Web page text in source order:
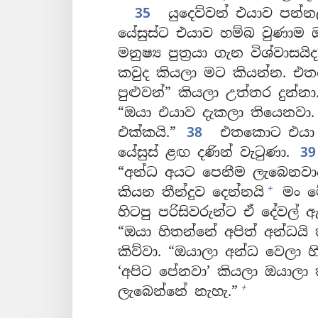
35
යුදෙව්වන් එයාව
යේසුස්ට එයාව හම්බ වුණාම
මනුෂ්‍ය පුත්‍රයා ගැන
කවුද කියලා මට කියන්න.
පුළුවන්” කියලා උත්තර
“ඔයා එයාව දැකලා
එක්කයි.”
38
එතකොට එයා
යේසුස් ළඟ දණින් වැටුණා.
“අන්ධ අයට පෙනීම
කියන තීන්දුව දෙන්නයි +
මං
හිටපු පරිසිවරුන්ට ඒ දේවල්
“ඔයා හිතන්නේ අපිත් අන්ධයි
කිව්වා. “ඔයාලා අන්ධ වෙලා
‘අපිට පේනවා’ කියලා
ලැබෙන්නේ නැහැ.” +